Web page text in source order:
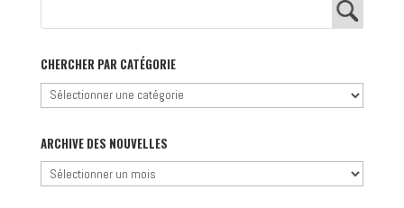
CHERCHER PAR CATÉGORIE
Chercher
catégorie
ARCHIVE DES NOUVELLES
Archive